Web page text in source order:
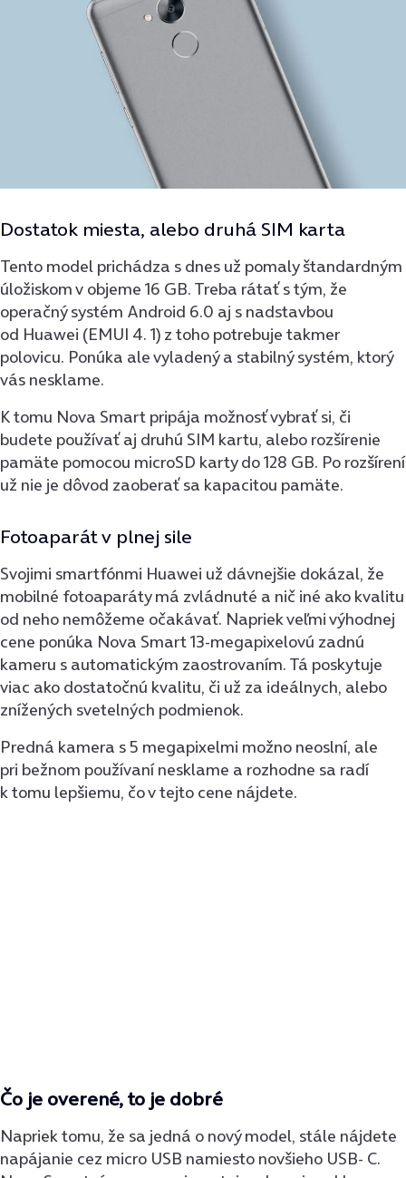
Dostatok miesta, alebo druhá SIM karta
Tento model prichádza s dnes už pomaly štandardným
úložiskom v objeme 16 GB. Treba rátať s tým, že
operačný systém Android 6.0 aj s nadstavbou
od Huawei (EMUI 4. 1) z toho potrebuje takmer
polovicu. Ponúka ale vyladený a stabilný systém, ktorý
vás nesklame.
K tomu Nova Smart pripája možnosť vybrať si, či
budete používať aj druhú SIM kartu, alebo rozšírenie
pamäte pomocou microSD karty do 128 GB. Po rozšírení
už nie je dôvod zaoberať sa kapacitou pamäte.
Fotoaparát v plnej sile
Svojimi smartfónmi Huawei už dávnejšie dokázal, že
mobilné fotoaparáty má zvládnuté a nič iné ako kvalitu
od neho nemôžeme očakávať. Napriek veľmi výhodnej
cene ponúka Nova Smart 13-megapixelovú zadnú
kameru s automatickým zaostrovaním. Tá poskytuje
viac ako dostatočnú kvalitu, či už za ideálnych, alebo
znížených svetelných podmienok.
Predná kamera s 5 megapixelmi možno neoslní, ale
pri bežnom používaní nesklame a rozhodne sa radí
k tomu lepšiemu, čo v tejto cene nájdete.
Čo je overené, to je dobré
Napriek tomu, že sa jedná o nový model, stále nájdete
napájanie cez micro USB namiesto novšieho USB- C.